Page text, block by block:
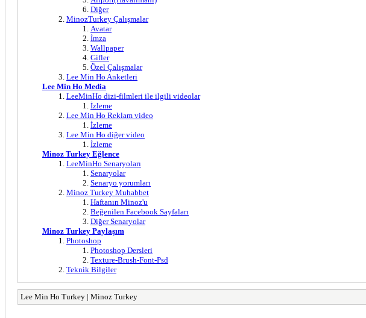
Diğer
MinozTurkey Çalışmalar
Avatar
İmza
Wallpaper
Gifler
Özel Çalışmalar
Lee Min Ho Anketleri
Lee Min Ho Media
LeeMinHo dizi-filmleri ile ilgili videolar
İzleme
Lee Min Ho Reklam video
İzleme
Lee Min Ho diğer video
İzleme
Minoz Turkey Eğlence
LeeMinHo Senaryoları
Senaryolar
Senaryo yorumları
Minoz Turkey Muhabbet
Haftanın Minoz'u
Beğenilen Facebook Sayfaları
Diğer Senaryolar
Minoz Turkey Paylaşım
Photoshop
Photoshop Dersleri
Texture-Brush-Font-Psd
Teknik Bilgiler
Lee Min Ho Turkey | Minoz Turkey